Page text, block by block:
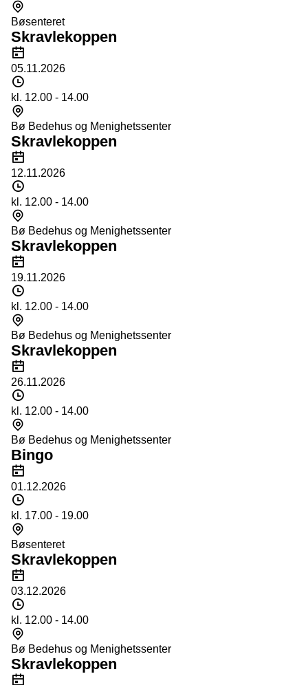
Bøsenteret
Skravlekoppen
05.11.2026
kl. 12.00 - 14.00
Bø Bedehus og Menighetssenter
Skravlekoppen
12.11.2026
kl. 12.00 - 14.00
Bø Bedehus og Menighetssenter
Skravlekoppen
19.11.2026
kl. 12.00 - 14.00
Bø Bedehus og Menighetssenter
Skravlekoppen
26.11.2026
kl. 12.00 - 14.00
Bø Bedehus og Menighetssenter
Bingo
01.12.2026
kl. 17.00 - 19.00
Bøsenteret
Skravlekoppen
03.12.2026
kl. 12.00 - 14.00
Bø Bedehus og Menighetssenter
Skravlekoppen